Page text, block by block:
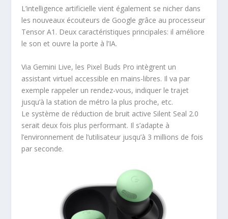
L’intelligence artificielle vient également se nicher dans
les nouveaux écouteurs de Google grâce au processeur
Tensor A1. Deux caractéristiques principales: il améliore
le son et ouvre la porte à l’IA.
Via Gemini Live, les Pixel Buds Pro intègrent un
assistant virtuel accessible en mains-libres. Il va par
exemple rappeler un rendez-vous, indiquer le trajet
jusqu’à la station de métro la plus proche, etc.
Le système de réduction de bruit active Silent Seal 2.0
serait deux fois plus performant. Il s’adapte à
l’environnement de l’utilisateur jusqu’à 3 millions de fois
par seconde.